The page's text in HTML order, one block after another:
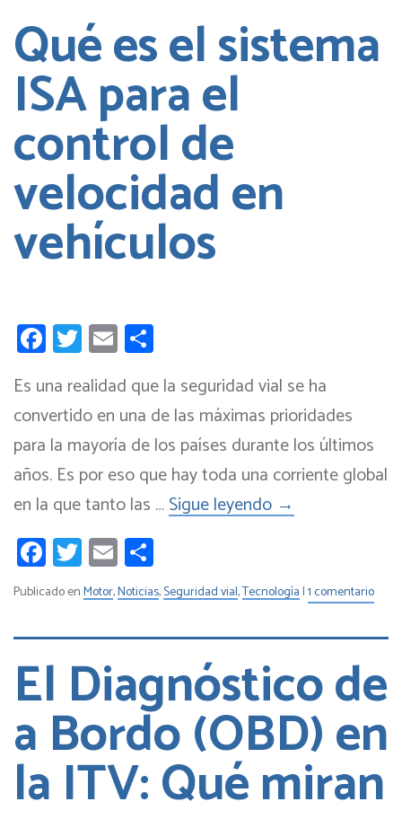
Qué es el sistema
ISA para el
control de
velocidad en
vehículos
Facebook
Twitter
Email
Es una realidad que la seguridad vial se ha
convertido en una de las máximas prioridades
para la mayoría de los países durante los últimos
años. Es por eso que hay toda una corriente global
en la que tanto las …Sigue leyendo →
Facebook
Twitter
Email
Publicado enMotor,Noticias,Seguridad vial,Tecnología |1 comentario
El Diagnóstico de
a Bordo (OBD) en
la ITV: Qué miran